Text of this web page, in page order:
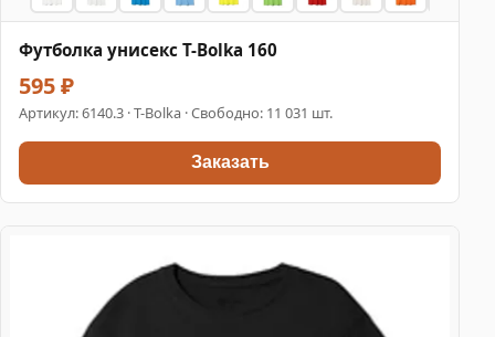
Футболка унисекс T-Bolka 160
595 ₽
Артикул:6140.3 · T-Bolka · Свободно: 11 031 шт.
Заказать